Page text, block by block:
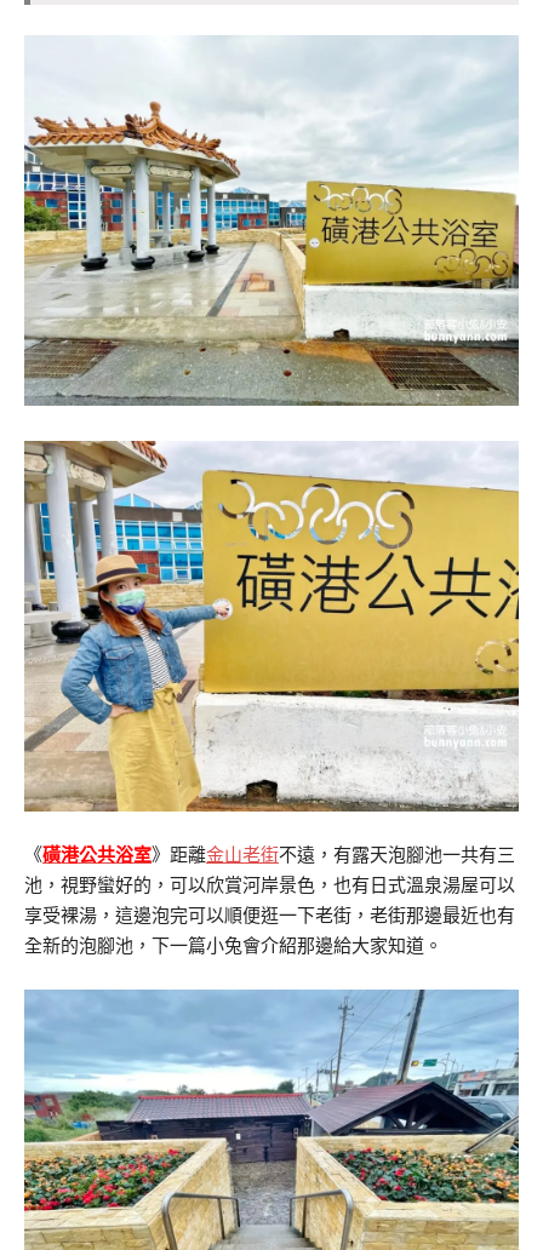
《磺港公共浴室》距離金山老街不遠，有露天泡腳池一共有三
池，視野蠻好的，可以欣賞河岸景色，也有日式溫泉湯屋可以
享受裸湯，這邊泡完可以順便逛一下老街，老街那邊最近也有
全新的泡腳池，下一篇小兔會介紹那邊給大家知道。